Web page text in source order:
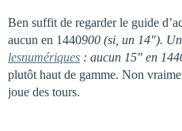
Ben suffit de regarder le guide
aucun en 1440900 (si, un 14").
lesnumériques : aucun 15" en
plutôt haut de gamme. Non
joue des tours.